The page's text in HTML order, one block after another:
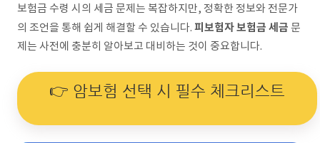
보험금 수령 시의 세금 문제는 복잡하지만, 정확한 정보와 전문가
의 조언을 통해 쉽게 해결할 수 있습니다. 피보험자 보험금 세금 문
제는 사전에 충분히 알아보고 대비하는 것이 중요합니다.
👉 암보험 선택 시 필수 체크리스트